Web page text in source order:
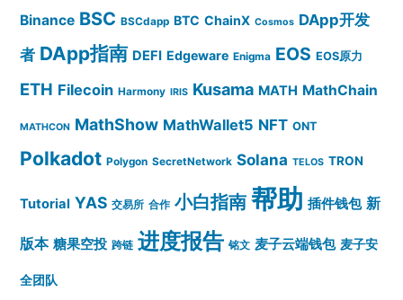
Binance BSC BSCdapp BTC ChainX Cosmos DApp开发
者 DApp指南 DEFI Edgeware Enigma EOS EOS原力
ETH Filecoin Harmony IRIS Kusama MATH MathChain
MATHCON MathShow MathWallet5 NFT ONT
Polkadot Polygon SecretNetwork Solana TELOS TRON
Tutorial YAS 交易所 合作 小白指南 帮助 插件钱包 新
版本 糖果空投 跨链 进度报告 铭文 麦子云端钱包 麦子安
全团队